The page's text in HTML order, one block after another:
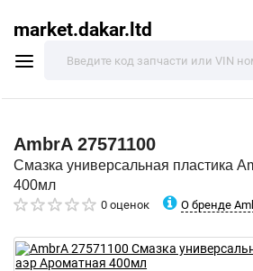
market.dakar.ltd
AmbrA 27571100
Смазка универсальная пластика
400мл
0 оценок О бренде